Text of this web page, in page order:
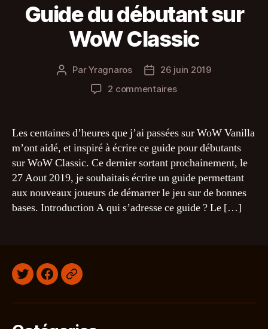
Guide du débutant sur
WoW Classic
Auteur
ParYragnaros
Date26 juin 2019
2 commentairessur
débutant
WoW
Classic
Les centaines d’heures que j’ai passées sur WoW Vanilla
m’ont aidé, et inspiré à écrire ce guide pour débutants
sur WoW Classic. Ce dernier sortant prochainement, le
27 Aout 2019, je souhaitais écrire un guide permettant
aux nouveaux joueurs de démarrer le jeu sur de bonnes
bases. Introduction A qui s’adresse ce guide ? Le […]
TwitterFacebook
Discord